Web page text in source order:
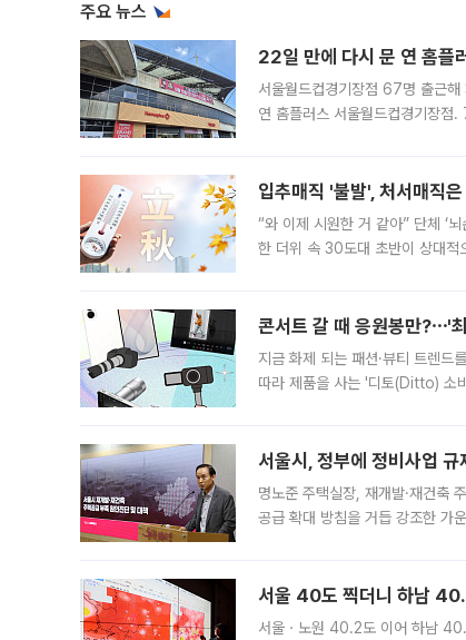
주요 뉴스
22일 만에 다시 문 연 홈플
서울월드컵경기장점 67명 출근
연 홈플러스 서울월드컵경기장점
입추매직 '불발', 처서매직
“와 이제 시원한 거 같아” 단체 ‘
한 더위 속 30도대 초반이 상대적
콘서트 갈 때 응원봉만?⋯'
지금 화제 되는 패션·뷰티 트렌드
따라 제품을 사는 '디토(Ditto) 소
서울시, 정부에 정비사업
명노준 주택실장, 재개발·재건축
공급 확대 방침을 거듭 강조한 가
서울 40도 찍더니 하남
서울ㆍ노원 40.2도 이어 하남